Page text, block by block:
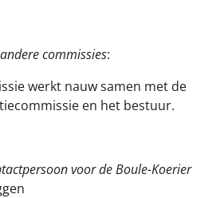
commissies:
werkt nauw samen met de
en het bestuur.
voor de Boule-Koerier